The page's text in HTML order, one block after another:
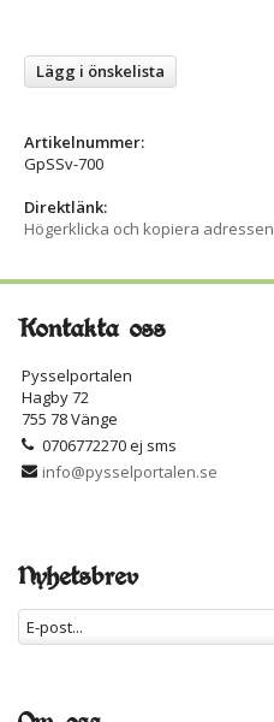
Lägg i önskelista
Artikelnummer:
GpSSv-700
Direktlänk:
Högerklicka och kopiera adressen
Kontakta oss
Pysselportalen
Hagby 72
755 78 Vänge
0706772270 ej sms
info@pysselportalen.se
Nyhetsbrev